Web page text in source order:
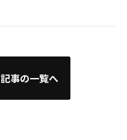
記事の一覧へ